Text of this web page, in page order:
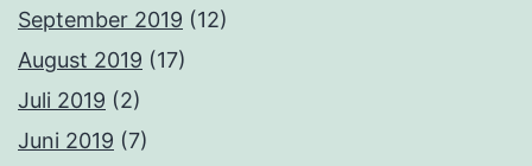
September 2019 (12)
August 2019 (17)
Juli 2019 (2)
Juni 2019 (7)